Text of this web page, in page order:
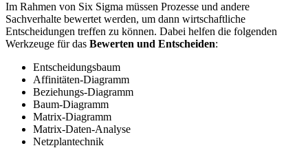
Im Rahmen von Six Sigma müssen Prozesse und andere
Sachverhalte bewertet werden, um dann wirtschaftliche
Entscheidungen treffen zu können. Dabei helfen die folgenden
Werkzeuge für das Bewerten und Entscheiden:
Entscheidungsbaum
Affinitäten-Diagramm
Beziehungs-Diagramm
Baum-Diagramm
Matrix-Diagramm
Matrix-Daten-Analyse
Netzplantechnik